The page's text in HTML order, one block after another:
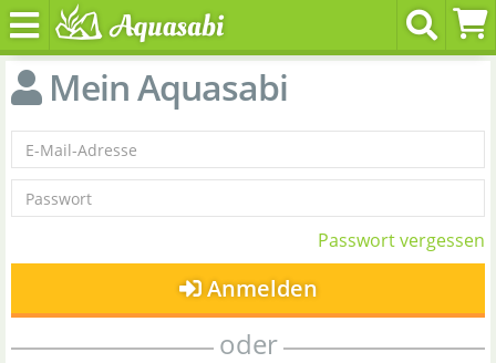
Mein Aquasabi
Passwort vergessen
Anmelden
oder